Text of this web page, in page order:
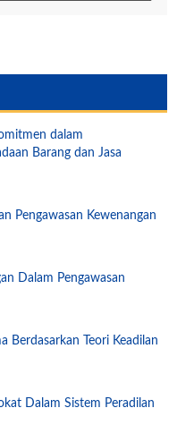
dalam
Barang dan Jasa
Pengawasan Kewenangan
Dalam Pengawasan
Berdasarkan Teori Keadilan
Dalam Sistem Peradilan